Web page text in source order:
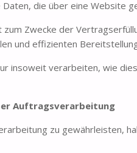
die über eine Website
Zwecke der
und effizienten
insoweit verarbeiten, wie
Auftragsverarbeitung
zu gewährleisten,